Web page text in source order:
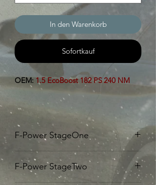
In den Warenkorb
Sofortkauf
OEM:1.5 EcoBoost 182 PS 240 NM
F-Power StageOne
Unsere F-Power Stage One beinhaltet:
205 PS 290 NM
F-Power StageTwo